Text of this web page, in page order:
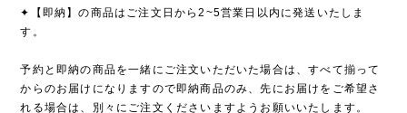
✦【即納】の商品はご注文日から2~5営業日以内に発送いたしま
す。
予約と即納の商品を一緒にご注文いただいた場合は、すべて揃って
からのお届けになりますので即納商品のみ、先にお届けをご希望さ
れる場合は、別々にご注文くださいますようお願いいたします。